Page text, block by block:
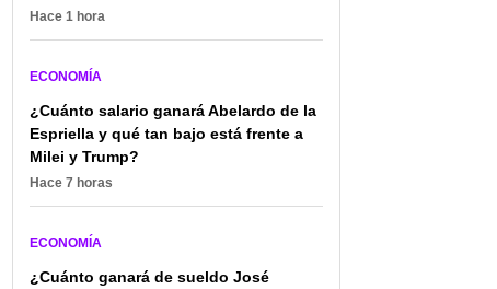
Hace 1 hora
ECONOMÍA
¿Cuánto salario ganará Abelardo de la
Espriella y qué tan bajo está frente a
Milei y Trump?
Hace 7 horas
ECONOMÍA
¿Cuánto ganará de sueldo José